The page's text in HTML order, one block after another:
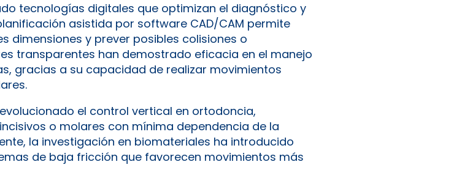
tecnologías digitales que optimizan el diagnóstico y
asistida por software CAD/CAM permite
dimensiones y prever posibles colisiones o
transparentes han demostrado eficacia en el manejo
gracias a su capacidad de realizar movimientos
el control vertical en ortodoncia,
o molares con mínima dependencia de la
la investigación en biomateriales ha introducido
de baja fricción que favorecen movimientos más